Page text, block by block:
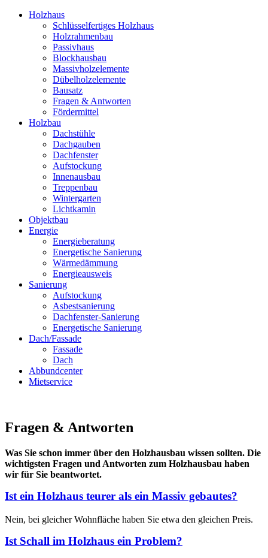
Holzhaus
Schlüsselfertiges Holzhaus
Holzrahmenbau
Passivhaus
Blockhausbau
Massivholzelemente
Dübelholzelemente
Bausatz
Fragen & Antworten
Fördermittel
Holzbau
Dachstühle
Dachgauben
Dachfenster
Aufstockung
Innenausbau
Treppenbau
Wintergarten
Lichtkamin
Objektbau
Energie
Energieberatung
Energetische Sanierung
Wärmedämmung
Energieausweis
Sanierung
Aufstockung
Asbestsanierung
Dachfenster-Sanierung
Energetische Sanierung
Dach/Fassade
Fassade
Dach
Abbundcenter
Mietservice
Fragen & Antworten
Was Sie schon immer über den Holzhausbau wissen sollten. Die
wichtigsten Fragen und Antworten zum Holzhausbau haben
wir für Sie beantwortet.
Ist ein Holzhaus teurer als ein Massiv gebautes?
Nein, bei gleicher Wohnfläche haben Sie etwa den gleichen Preis.
Ist Schall im Holzhaus ein Problem?